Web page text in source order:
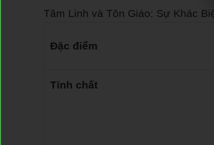
Tâm Linh và Tôn Giáo: Sự Khác
Đặc điểm
Tính chất